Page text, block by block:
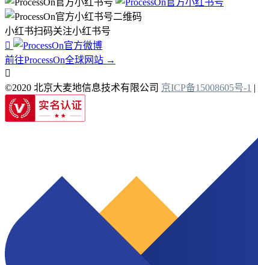
小红书扫码关注小红书号

前往ProcessOn全球网站 →

©2020 北京大麦地信息技术有限公司 京ICP备15008605号-1 |